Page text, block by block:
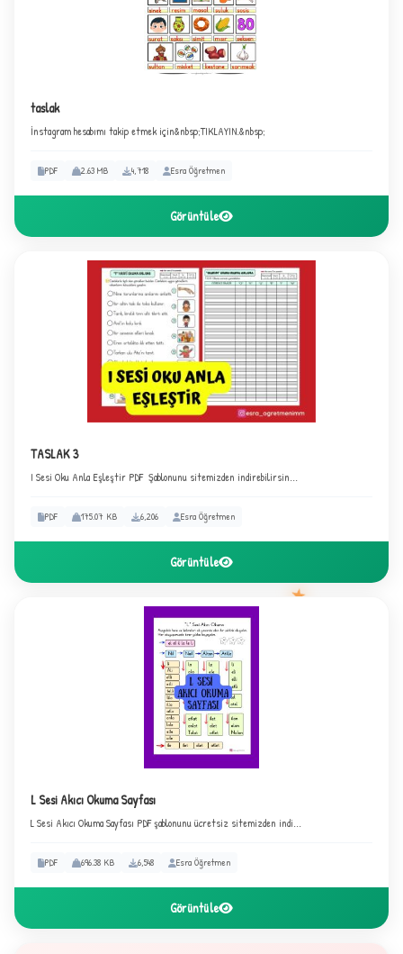
★
★
taslak
İnstagram hesabımı takip etmek için&nbsp;TIKLAYIN.&nbsp;
PDF 2.63 MB 4,718 Esra Öğretmen
Görüntüle
TASLAK 3
I Sesi Oku Anla Eşleştir PDF Şablonunu sitemizden indirebilirsin...
PDF 175.07 KB 6,206 Esra Öğretmen
Görüntüle
L Sesi Akıcı Okuma Sayfası
L Sesi Akıcı Okuma Sayfası PDF şablonunu ücretsiz sitemizden indi...
PDF 696.38 KB 6,548 Esra Öğretmen
Görüntüle